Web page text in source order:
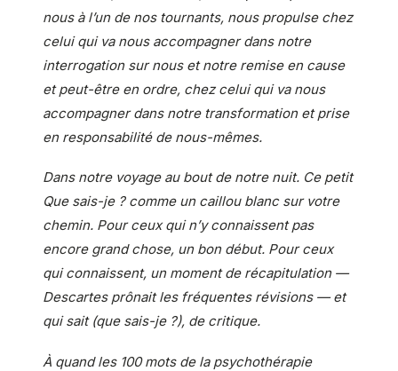
nous à l’un de nos tournants, nous propulse chez
celui qui va nous accompagner dans notre
interrogation sur nous et notre remise en cause
et peut-être en ordre, chez celui qui va nous
accompagner dans notre transformation et prise
en responsabilité de nous-mêmes.
Dans notre voyage au bout de notre nuit. Ce petit
Que sais-je ? comme un caillou blanc sur votre
chemin. Pour ceux qui n’y connaissent pas
encore grand chose, un bon début. Pour ceux
qui connaissent, un moment de récapitulation —
Descartes prônait les fréquentes révisions — et
qui sait (que sais-je ?), de critique.
À quand les 100 mots de la psychothérapie